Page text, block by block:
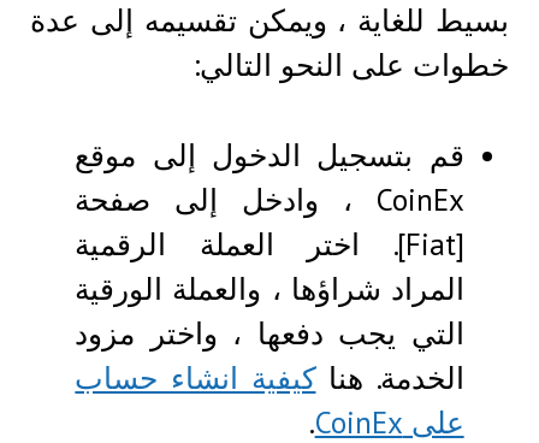
بسيط للغاية ، ويمكن تقسيمه إلى عدة
خطوات على النحو التالي:
قم بتسجيل الدخول إلى موقع
CoinEx ، وادخل إلى صفحة
[Fiat]. اختر العملة الرقمية
المراد شراؤها ، والعملة الورقية
التي يجب دفعها ، واختر مزود
الخدمة. هناكيفية انشاء حساب
على CoinEx
.